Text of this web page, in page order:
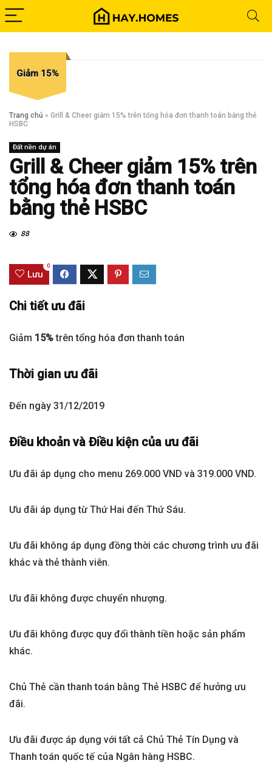
Giảm 15%
Trang chủ » Grill & Cheer giảm 15% trên tổng hóa đơn thanh toán bằng thẻ
HSBC
Đất nền dự án
Grill & Cheer giảm 15% trên
tổng hóa đơn thanh toán
bằng thẻ HSBC
88
Lưu
0
Chi tiết ưu đãi
Giảm 15%trên tổng hóa đơn thanh toán
Thời gian ưu đãi
Đến ngày 31/12/2019
Điều khoản và Điều kiện của ưu đãi
Ưu đãi áp dụng cho menu 269.000 VND và 319.000 VND.
Ưu đãi áp dụng từ Thứ Hai đến Thứ Sáu.
Ưu đãi không áp dụng đồng thời các chương trình ưu đãi
khác và thẻ thành viên.
Ưu đãi không được chuyển nhượng.
Ưu đãi không được quy đổi thành tiền hoặc sản phẩm
khác.
Chủ Thẻ cần thanh toán bằng Thẻ HSBC để hưởng ưu
đãi.
Ưu đãi được áp dụng với tất cả Chủ Thẻ Tín Dụng và
Thanh toán quốc tế của Ngân hàng HSBC.